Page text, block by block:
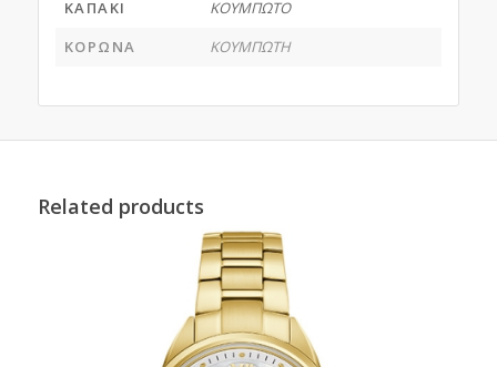
ΚΑΠΑΚΙ
ΚΟΥΜΠΩΤΟ
ΚΟΡΩΝΑ
ΚΟΥΜΠΩΤΗ
Related products